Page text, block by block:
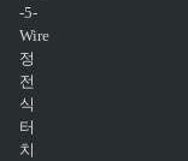
-5-
Wire
정
전
식
터
치